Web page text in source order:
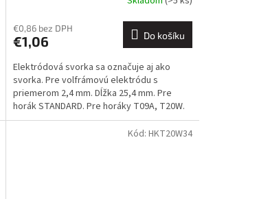
€0,86 bez DPH
€1,06 Do košíku
Elektródová svorka sa označuje aj ako
svorka. Pre volfrámovú elektródu s
priemerom 2,4 mm. Dĺžka 25,4 mm. Pre
horák STANDARD. Pre horáky T09A, T20W.
ref.: 701.0252 Detaily sú...
Kód: HKT20W34